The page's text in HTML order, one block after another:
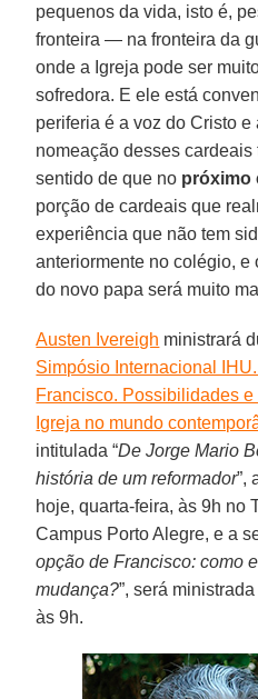
pequenos da vida, isto é,
fronteira — na fronteira da
onde a Igreja pode ser
sofredora. E ele está
periferia é a voz do Cristo
nomeação desses
sentido de que no próximo
porção de cardeais que
experiência que não tem
anteriormente no colégio, e
do novo papa será muito
Austen Ivereigh ministrará
Simpósio Internacional
Francisco. Possibilidades
Igreja no mundo
intitulada “De Jorge Mario
história de um reformador”,
hoje, quarta-feira, às 9h no
Campus Porto Alegre, e a
opção de Francisco: como
mudança?”, será
às 9h.